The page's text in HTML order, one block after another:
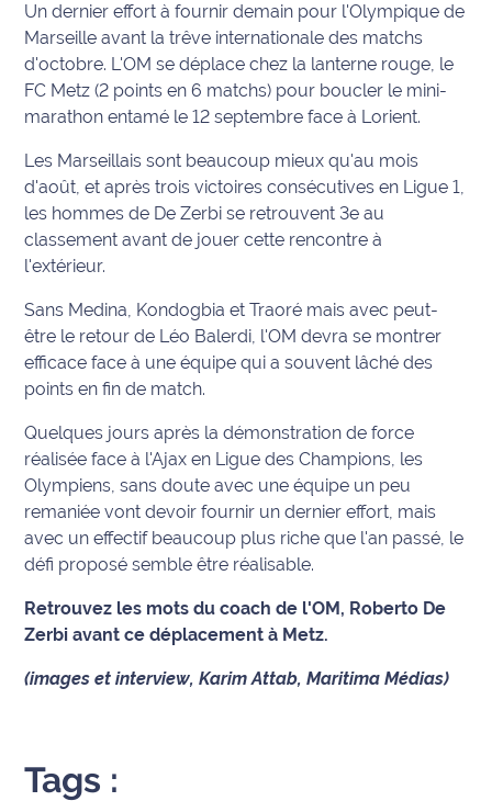
Environnement
Info
route
Loisirs
Météo
Santé
Social
Transport
National
International
Municipales
L'invité(e)
Un dernier effort à fournir demain pour l'Olympique de
Marseille avant la trêve internationale des matchs
d'octobre. L'OM se déplace chez la lanterne rouge, le
FC Metz (2 points en 6 matchs) pour boucler le mini-
marathon entamé le 12 septembre face à Lorient.
Les Marseillais sont beaucoup mieux qu'au mois
d'août, et après trois victoires consécutives en Ligue 1,
les hommes de De Zerbi se retrouvent 3e au
classement avant de jouer cette rencontre à
l'extérieur.
Sans Medina, Kondogbia et Traoré mais avec peut-
être le retour de Léo Balerdi, l'OM devra se montrer
efficace face à une équipe qui a souvent lâché des
points en fin de match.
Quelques jours après la démonstration de force
réalisée face à l'Ajax en Ligue des Champions, les
Olympiens, sans doute avec une équipe un peu
remaniée vont devoir fournir un dernier effort, mais
avec un effectif beaucoup plus riche que l'an passé, le
défi proposé semble être réalisable.
Retrouvez les mots du coach de l'OM, Roberto De
Zerbi avant ce déplacement à Metz.
(images et interview, Karim Attab, Maritima Médias)
Tags :